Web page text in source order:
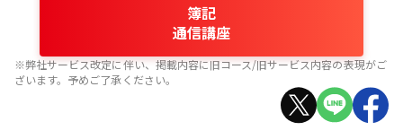
簿記
通信講座
※弊社サービス改定に伴い、掲載内容に旧コース/旧サービス内容の表現がご
ざいます。予めご了承ください。